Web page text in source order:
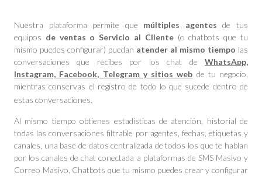
Nuestra plataforma permite que múltiples agentes de tus
equipos de ventas o Servicio al Cliente(o chatbots que tu
mismo puedes configurar) puedan atender al mismo tiempo las
conversaciones que recibes por los chat de WhatsApp,
Instagram, Facebook, Telegram y sitios web de tu negocio,
mientras conservas el registro de todo lo que sucede dentro de
estas conversaciones.
Al mismo tiempo obtienes estadísticas de atención, historial de
todas las conversaciones filtrable por agentes, fechas, etiquetas y
canales, una base de datos centralizada de todos los que te hablan
por los canales de chat conectada a plataformas de SMS Masivo y
Correo Masivo, Chatbots que tu mismo puedes crear y configurar